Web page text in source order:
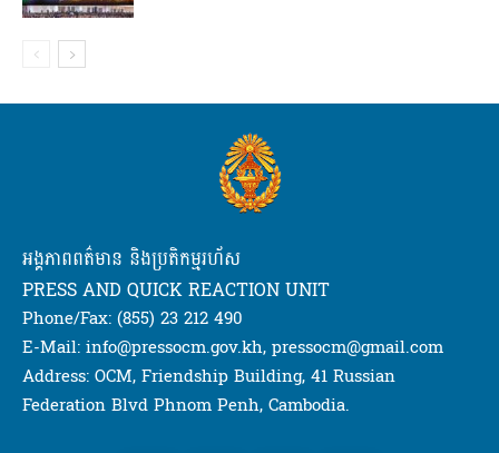
អង្គភាពពត៌មាន និងប្រតិកម្មរហ័ស
PRESS AND QUICK REACTION UNIT
Phone/Fax: (855) 23 212 490
E-Mail: info@pressocm.gov.kh, pressocm@gmail.com
Address: OCM, Friendship Building, 41 Russian
Federation Blvd Phnom Penh, Cambodia.